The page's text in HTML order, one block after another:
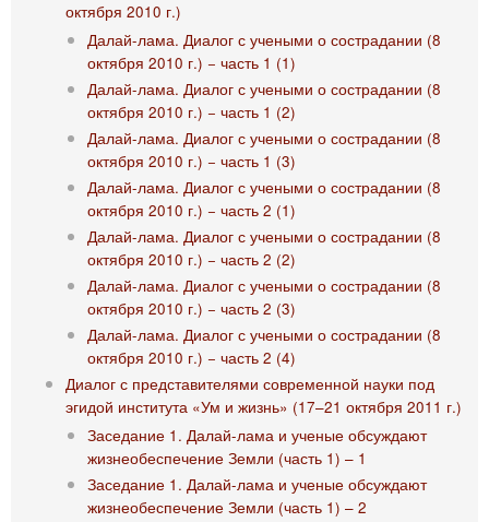
октября 2010 г.)
Далай-лама. Диалог с учеными о сострадании (8
октября 2010 г.) − часть 1 (1)
Далай-лама. Диалог с учеными о сострадании (8
октября 2010 г.) − часть 1 (2)
Далай-лама. Диалог с учеными о сострадании (8
октября 2010 г.) − часть 1 (3)
Далай-лама. Диалог с учеными о сострадании (8
октября 2010 г.) − часть 2 (1)
Далай-лама. Диалог с учеными о сострадании (8
октября 2010 г.) − часть 2 (2)
Далай-лама. Диалог с учеными о сострадании (8
октября 2010 г.) − часть 2 (3)
Далай-лама. Диалог с учеными о сострадании (8
октября 2010 г.) − часть 2 (4)
Диалог с представителями современной науки под
эгидой института «Ум и жизнь» (17–21 октября 2011 г.)
Заседание 1. Далай-лама и ученые обсуждают
жизнеобеспечение Земли (часть 1) – 1
Заседание 1. Далай-лама и ученые обсуждают
жизнеобеспечение Земли (часть 1) – 2